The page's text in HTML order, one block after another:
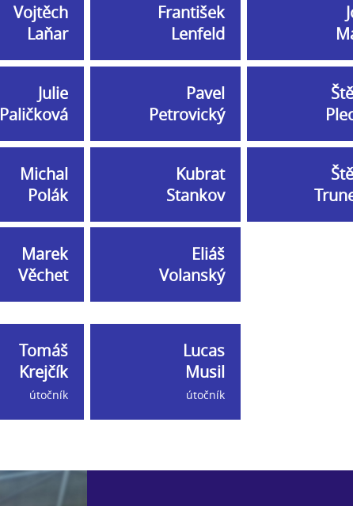
Vojtěch
Laňar
František
Lenfeld
Julie
Paličková
Pavel
Petrovický
Michal
Polák
Kubrat
Stankov
Marek
Věchet
Eliáš
Volanský
Tomáš
Krejčík
útočník
Lucas
Musil
útočník